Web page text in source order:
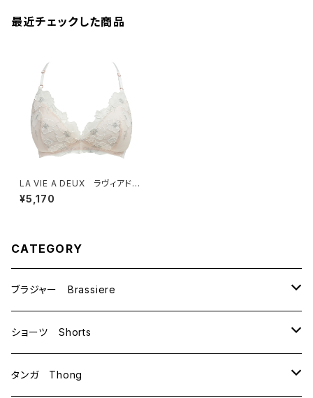
最近チェックした商品
LA VIE A DEUX ラヴィアド
ゥ コクリコ ブラレット（オフ
ホワイト）22499
¥5,170
CATEGORY
ブラジャー Brassiere
B70
B75
ショーツ Shorts
M
タンガ Thong